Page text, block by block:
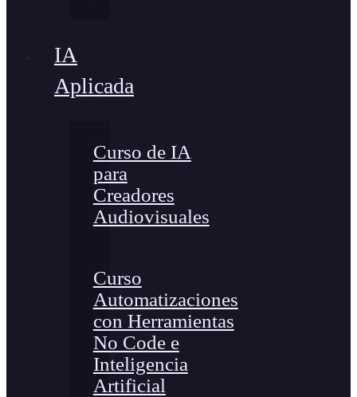
IA
Aplicada
Curso de IA
para
Creadores
Audiovisuales
Curso
Automatizaciones
con Herramientas
No Code e
Inteligencia
Artificial